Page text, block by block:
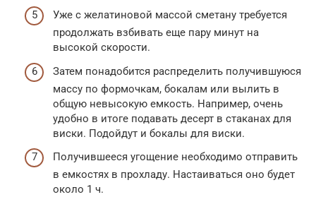
Уже с желатиновой массой сметану требуется
продолжать взбивать еще пару минут на
высокой скорости.
Затем понадобится распределить получившуюся
массу по формочкам, бокалам или вылить в
общую невысокую емкость. Например, очень
удобно в итоге подавать десерт в стаканах для
виски. Подойдут и бокалы для виски.
Получившееся угощение необходимо отправить
в емкостях в прохладу. Настаиваться оно будет
около 1 ч.